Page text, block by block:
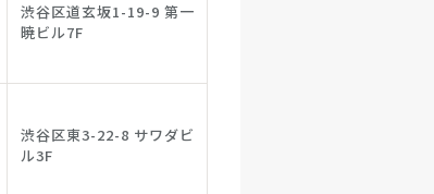
渋谷区道玄坂1-19-9 第一
暁ビル7F
渋谷区東3-22-8 サワダビ
ル3F